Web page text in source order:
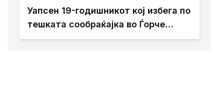
Уапсен 19-годишникот кој избега по
тешката сообраќајка во Ѓорче
Петров